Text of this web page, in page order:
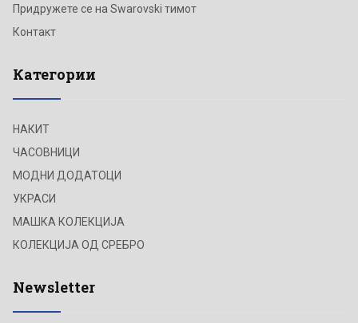
Придружете се на Swarovski тимот
Контакт
Категории
НАКИТ
ЧАСОВНИЦИ
МОДНИ ДОДАТОЦИ
УКРАСИ
МАШКА КОЛЕКЦИЈА
КОЛЕКЦИЈА ОД СРЕБРО
Newsletter